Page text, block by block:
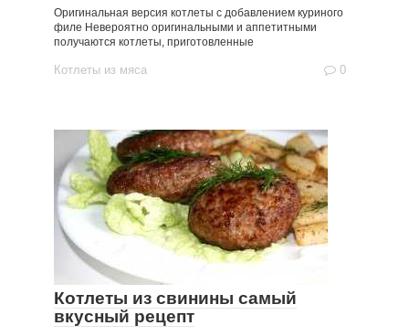
Оригинальная версия котлеты с добавлением куриного
филе Невероятно оригинальными и аппетитными
получаются котлеты, приготовленные
Котлеты из мяса 0
Котлеты из свинины самый
вкусный рецепт